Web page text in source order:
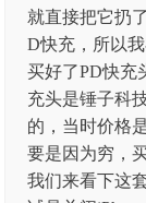
就直接把它扔
D快充，所以
买好了PD快充
充头是锤子科
的，当时价格
要是因为穷，
我们来看下这